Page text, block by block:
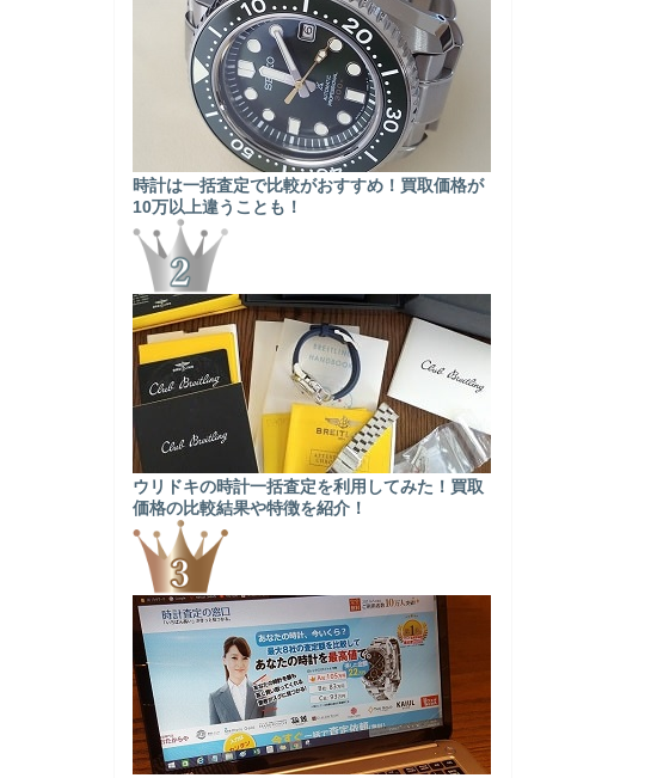
時計は一括査定で比較がおすすめ！買取価格が
10万以上違うことも！
ウリドキの時計一括査定を利用してみた！買取
価格の比較結果や特徴を紹介！